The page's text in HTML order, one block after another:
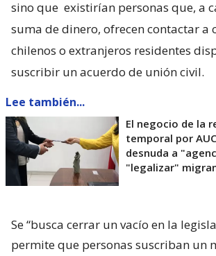
sino que existirían personas que, a
suma de dinero, ofrecen contactar a
chilenos o extranjeros residentes
suscribir un acuerdo de unión civil.
Lee también...
El negocio de la
temporal por
desnuda a
"legalizar"
Se “busca cerrar un vacío en la
permite que personas suscriban un